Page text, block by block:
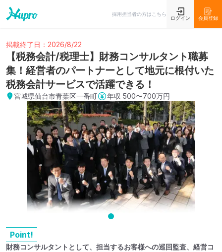
採用担当者の方はこちら
ログイン 会員登録
掲載終了日：2026/8/22
【税務会計/税理士】財務コンサルタント職募
集！経営者のパートナーとして地元に根付いた
税務会計サービスで活躍できる！
宮城県仙台市青葉区一番町 年収 500〜700万円
Point!
財務コンサルタントとして、担当するお客様への巡回監査、経営コ